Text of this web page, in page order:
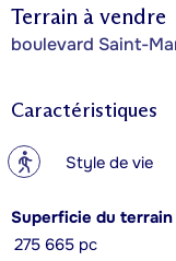
Terrain à vendre
boulevard Saint-
Caractéristiques
? Style de vie
Superficie du terrain
275 665 pc